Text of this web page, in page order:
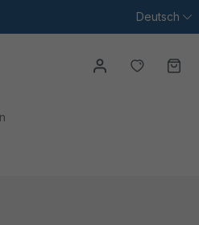
Deutsch
Du